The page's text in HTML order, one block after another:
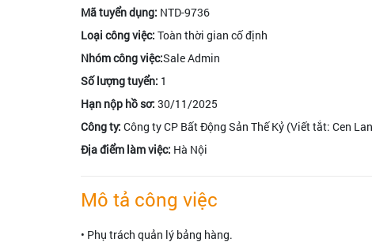
Mã tuyển dụng: NTD-9736
Loại công việc: Toàn thời gian cố định
Nhóm công việc:Sale Admin
Số lượng tuyển: 1
Hạn nộp hồ sơ: 30/11/2025
Công ty: Công ty CP Bất Động Sản Thế Kỷ (Viết tắt: Cen
Địa điểm làm việc: Hà Nội
Mô tả công việc
• Phụ trách quản lý bảng hàng.